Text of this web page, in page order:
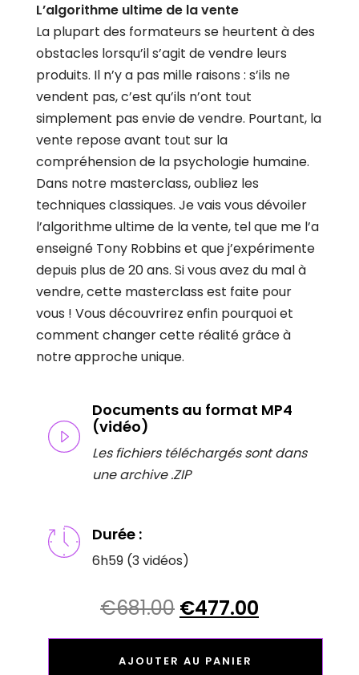
L’algorithme ultime de la vente
La plupart des formateurs se heurtent à des
obstacles lorsqu’il s’agit de vendre leurs
produits. Il n’y a pas mille raisons : s’ils ne
vendent pas, c’est qu’ils n’ont tout
simplement pas envie de vendre. Pourtant, la
vente repose avant tout sur la
compréhension de la psychologie humaine.
Dans notre masterclass, oubliez les
techniques classiques. Je vais vous dévoiler
l’algorithme ultime de la vente, tel que me l’a
enseigné Tony Robbins et que j’expérimente
depuis plus de 20 ans. Si vous avez du mal à
vendre, cette masterclass est faite pour
vous ! Vous découvrirez enfin pourquoi et
comment changer cette réalité grâce à
notre approche unique.
Documents au format MP4
(vidéo)
Les fichiers téléchargés sont dans
une archive .ZIP
Durée :
6h59 (3 vidéos)
BUNDLE
AJOUTER AU PANIER
€681.00 €477.00